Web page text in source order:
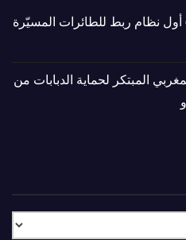
Skywire أول نظام ربط للطائرات المسيّرة
المبتكر لحماية الدبابات من